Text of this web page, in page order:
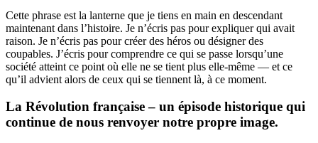
Cette phrase est la lanterne que je tiens en main en descendant
maintenant dans l’histoire. Je n’écris pas pour expliquer qui avait
raison. Je n’écris pas pour créer des héros ou désigner des
coupables. J’écris pour comprendre ce qui se passe lorsqu’une
société atteint ce point où elle ne se tient plus elle-même — et ce
qu’il advient alors de ceux qui se tiennent là, à ce moment.
La Révolution française – un épisode historique qui
continue de nous renvoyer notre propre image.